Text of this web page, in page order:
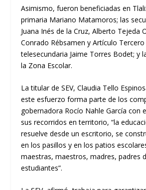
Asimismo, fueron beneficiadas en
primaria Mariano Matamoros; las
Juana Inés de la Cruz, Alberto Tejeda
Conrado Rébsamen y Artículo
telesecundaria Jaime Torres Bodet; y
la Zona Escolar.
La titular de SEV, Claudia Tello
este esfuerzo forma parte de los
gobernadora Rocío Nahle García con
sus recorridos en territorio, “la
resuelve desde un escritorio, se
en los pasillos y en los patios
maestras, maestros, madres, padres
estudiantes”.